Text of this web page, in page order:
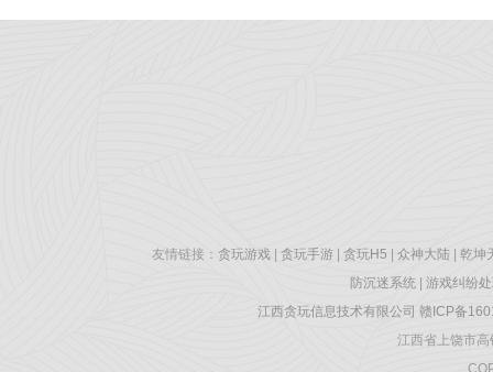
友情链接： 贪玩游戏 贪玩手游 贪玩H5 众神大陆
乾坤
防沉迷系统| 游戏纠纷
江西贪玩信息技术有限公司 赣ICP备
江西省上饶市